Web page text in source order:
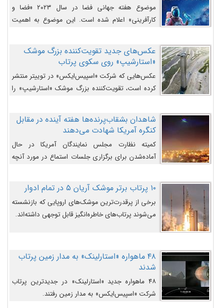
موضوع هفته جهانی فضا در سال ۲۰۲۳ «فضا و
کارآفرینی» اعلام شده است. این موضوع به اهمیت
روزافزون کارآفرینی در حوزه فضایی و مزایای جدیدی که
کارآفرینان این حوزه ایجاد می‌کنند، می‌پردازد.
عکس‌های جدید تقویت‌کننده بزرگ موشک
«استارشیپ» روی سکوی پرتاب
عکس‌هایی که شرکت «اسپیس‌ایکس» در توییتر منتشر
کرده است، تقویت‌کننده بزرگ موشک «استارشیپ» را
شاهدان بشقاب‌پرنده‌ها هفته آینده در مقابل
کنگره آمریکا شهادت می‌دهند
کمیته نظارت مجلس نمایندگان آمریکا در حال
آماده‌شدن برای برگزاری جلسات استماع در مورد آنچه
می‌دانند، است و قرار است افشاگران یوفوها هفته آینده
در مقابل آنها شهادت دهند.۱۰ پرتاب برتر موشک آریان ۵ در تمام ادوار
برخی از پرقدرت‌ترین موشک‌های اروپایی که بازنشسته
می‌شوند پرتاب‌های خاطره‌انگیز قابل توجهی داشته‌اند.
۴۸ ماهواره «استارلینک» به مدار زمین پرتاب
شدند
۴۸ ماهواره جدید «استارلینک» در جدیدترین پرتاب
شرکت «اسپیس‌ایکس» به مدار زمین رفتند.